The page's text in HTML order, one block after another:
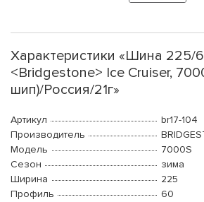
Характеристики «Шина 225/
<Bridgestone> Ice Cruiser,
шип)/Россия/21г»
Артикул
br17-104
Производитель
Модель
7000S
Сезон
зима
Ширина
225
Профиль
60